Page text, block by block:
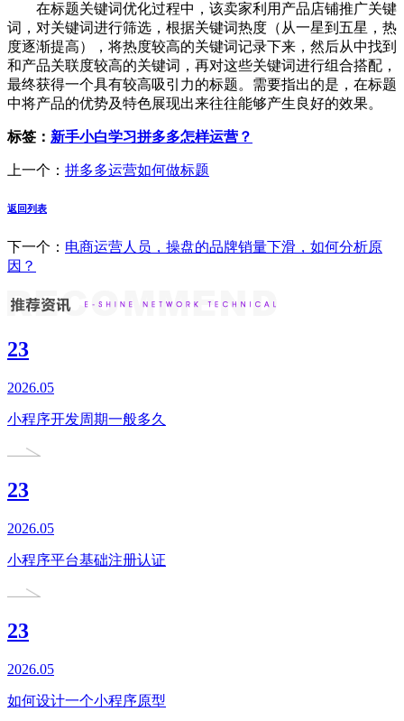
在标题关键词优化过程中，该卖家利用产品店铺推广关键
词，对关键词进行筛选，根据关键词热度（从一星到五星，热
度逐渐提高），将热度较高的关键词记录下来，然后从中找到
和产品关联度较高的关键词，再对这些关键词进行组合搭配，
最终获得一个具有较高吸引力的标题。需要指出的是，在标题
中将产品的优势及特色展现出来往往能够产生良好的效果。
标签： 新手小白学习拼多多怎样运营？
上一个： 拼多多运营如何做标题
返回列表
下一个： 电商运营人员，操盘的品牌销量下滑，如何分析原
因？
23
2026.05
小程序开发周期一般多久
23
2026.05
小程序平台基础注册认证
23
2026.05
如何设计一个小程序原型